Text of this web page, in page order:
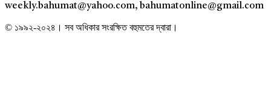
weekly.bahumat@yahoo.com, bahumatonline@gmail.com
© ১৯৯২-২০২৪। সব অধিকার সংরক্ষিত বহুমতের দ্বারা।